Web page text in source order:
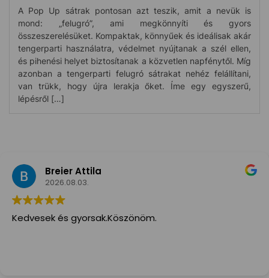
A Pop Up sátrak pontosan azt teszik, amit a nevük is
mond: „felugró”, ami megkönnyíti és gyors
összeszerelésüket. Kompaktak, könnyűek és ideálisak akár
tengerparti használatra, védelmet nyújtanak a szél ellen,
és pihenési helyet biztosítanak a közvetlen napfénytől. Míg
azonban a tengerparti felugró sátrakat nehéz felállítani,
van trükk, hogy újra lerakja őket. Íme egy egyszerű,
lépésről […]
Breier Attila
2026.08.03.
Kedvesek és gyorsak.Köszönöm.